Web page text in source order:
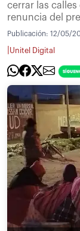
cerrar las calles
renuncia del
Publicación: 12/05/
Unitel Digital